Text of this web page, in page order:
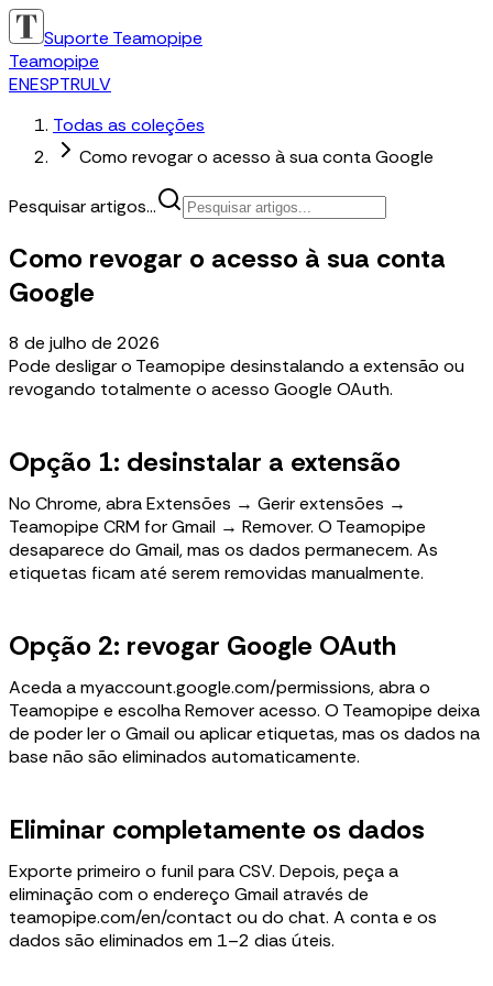
Suporte Teamopipe
Teamopipe
ENESPTRULV
Todas as coleções
Como revogar o acesso à sua conta Google
Pesquisar artigos...
Como revogar o acesso à sua conta
Google
8 de julho de 2026
Pode desligar o Teamopipe desinstalando a extensão ou
revogando totalmente o acesso Google OAuth.
Opção 1: desinstalar a extensão
No Chrome, abra Extensões → Gerir extensões →
Teamopipe CRM for Gmail → Remover. O Teamopipe
desaparece do Gmail, mas os dados permanecem. As
etiquetas ficam até serem removidas manualmente.
Opção 2: revogar Google OAuth
Aceda a myaccount.google.com/permissions, abra o
Teamopipe e escolha Remover acesso. O Teamopipe deixa
de poder ler o Gmail ou aplicar etiquetas, mas os dados na
base não são eliminados automaticamente.
Eliminar completamente os dados
Exporte primeiro o funil para CSV. Depois, peça a
eliminação com o endereço Gmail através de
teamopipe.com/en/contact ou do chat. A conta e os
dados são eliminados em 1–2 dias úteis.